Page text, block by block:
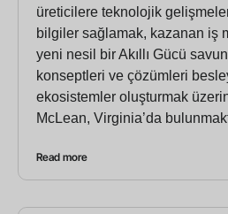
üreticilere teknolojik
bilgiler sağlamak, kazanan iş
yeni nesil bir Akıllı Gücü
konseptleri ve çözümleri
ekosistemler oluşturmak
McLean, Virginia’da
Read more